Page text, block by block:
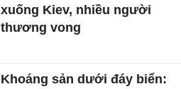
xuống Kiev, nhiều người
thương vong
Khoáng sản dưới đáy biển: